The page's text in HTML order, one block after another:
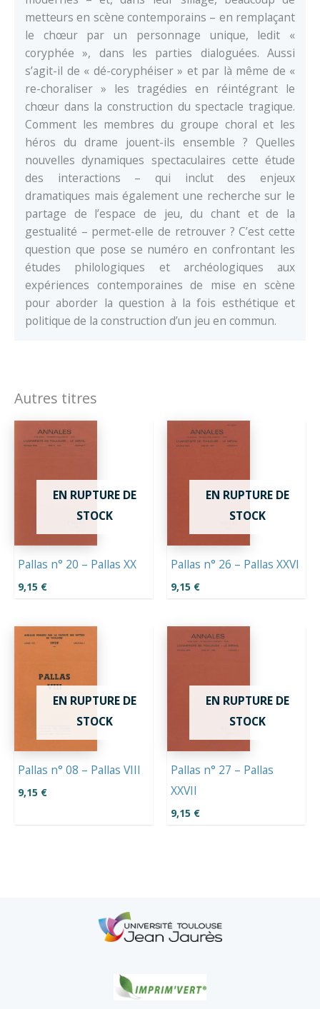
metteurs en scène contemporains – en remplaçant
le chœur par un personnage unique, ledit «
coryphée », dans les parties dialoguées. Aussi
s’agit-il de « dé-coryphéiser » et par là même de «
re-choraliser » les tragédies en réintégrant le
chœur dans la construction du spectacle tragique.
Comment les membres du groupe choral et les
héros du drame jouent-ils ensemble ? Quelles
nouvelles dynamiques spectaculaires cette étude
des interactions – qui inclut des enjeux
dramatiques mais également une recherche sur le
partage de l’espace de jeu, du chant et de la
gestualité – permet-elle de retrouver ? C’est cette
question que pose se numéro en confrontant les
études philologiques et archéologiques aux
expériences contemporaines de mise en scène
pour aborder la question à la fois esthétique et
politique de la construction d’un jeu en commun.
Autres titres
EN RUPTURE DE
STOCK
Pallas n° 20 – Pallas XX
9,15 €
EN RUPTURE DE
STOCK
Pallas n° 26 – Pallas XXVI
9,15 €
EN RUPTURE DE
STOCK
Pallas n° 08 – Pallas VIII
9,15 €
EN RUPTURE DE
STOCK
Pallas n° 27 – Pallas
XXVII
9,15 €